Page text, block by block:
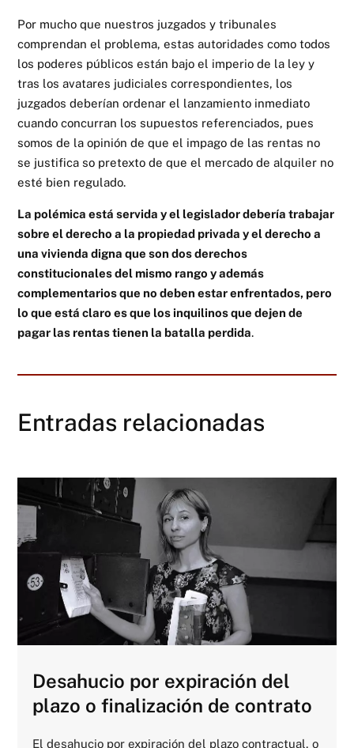
Por mucho que nuestros juzgados y tribunales
comprendan el problema, estas autoridades como todos
los poderes públicos están bajo el imperio de la ley y
tras los avatares judiciales correspondientes, los
juzgados deberían ordenar el lanzamiento inmediato
cuando concurran los supuestos referenciados, pues
somos de la opinión de que el impago de las rentas no
se justifica so pretexto de que el mercado de alquiler no
esté bien regulado.
La polémica está servida y el legislador debería trabajar
sobre el derecho a la propiedad privada y el derecho a
una vivienda digna que son dos derechos
constitucionales del mismo rango y además
complementarios que no deben estar enfrentados, pero
lo que está claro es que los inquilinos que dejen de
pagar las rentas tienen la batalla perdida.
Entradas relacionadas
Desahucio por expiración del
plazo o finalización de contrato
El desahucio por expiración del plazo contractual, o